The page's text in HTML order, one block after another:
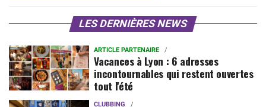
LES DERNIÈRES NEWS
ARTICLE PARTENAIRE
Vacances à Lyon : 6 adresses
incontournables qui restent ouvertes
tout l'été
CLUBBING